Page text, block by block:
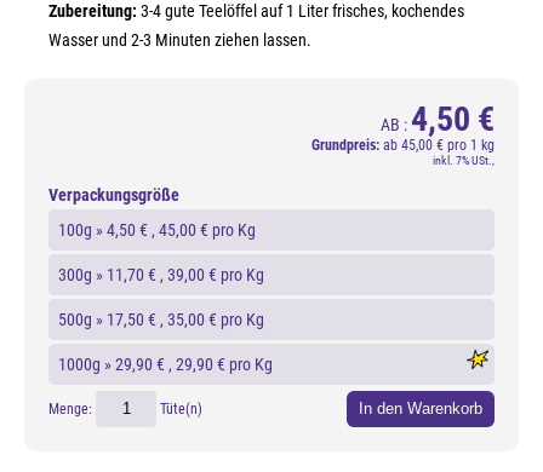
Zubereitung: 3-4 gute Teelöffel auf 1 Liter frisches, kochendes
Wasser und 2-3 Minuten ziehen lassen.
AB : 4,50 €
Grundpreis: ab 45,00 € pro 1 kg
inkl. 7% USt.,
Verpackungsgröße
100g »4,50 € , 45,00 € pro Kg
300g » 11,70 € , 39,00 € pro Kg
500g » 17,50 € , 35,00 € pro Kg
1000g »29,90 € , 29,90 € pro Kg
Menge: Tüte(n) In den Warenkorb